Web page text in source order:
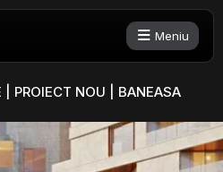
Meniu
| PROIECT NOU | BANEASA